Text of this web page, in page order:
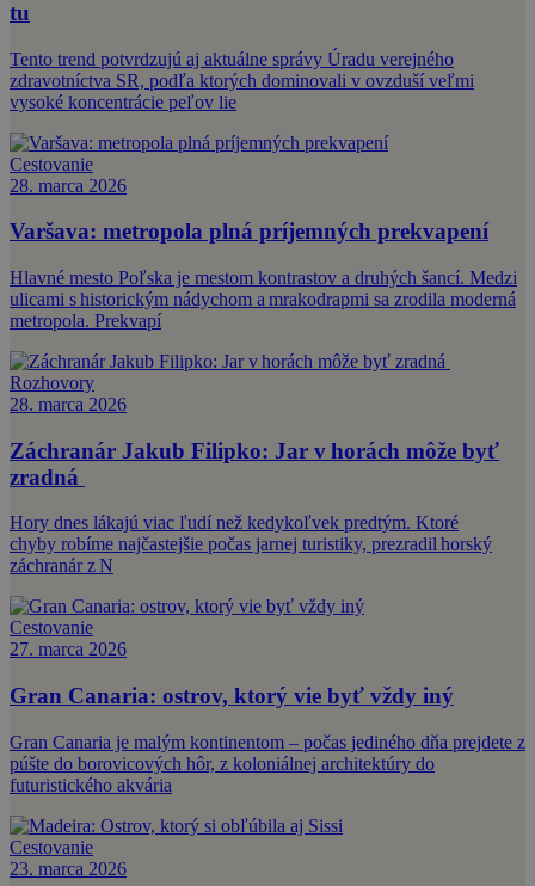
tu
Tento trend potvrdzujú aj aktuálne správy Úradu verejného
zdravotníctva SR, podľa ktorých dominovali v ovzduší veľmi
vysoké koncentrácie peľov lie
Cestovanie
28. marca 2026
Varšava: metropola plná príjemných prekvapení
Hlavné mesto Poľska je mestom kontrastov a druhých šancí. Medzi
ulicami s historickým nádychom a mrakodrapmi sa zrodila moderná
metropola. Prekvapí
Rozhovory
28. marca 2026
Záchranár Jakub Filipko: Jar v horách môže byť
zradná
Hory dnes lákajú viac ľudí než kedykoľvek predtým. Ktoré
chyby robíme najčastejšie počas jarnej turistiky, prezradil horský
záchranár z N
Cestovanie
27. marca 2026
Gran Canaria: ostrov, ktorý vie byť vždy iný
Gran Canaria je malým kontinentom – počas jediného dňa prejdete z
púšte do borovicových hôr, z koloniálnej architektúry do
futuristického akvária
Cestovanie
23. marca 2026